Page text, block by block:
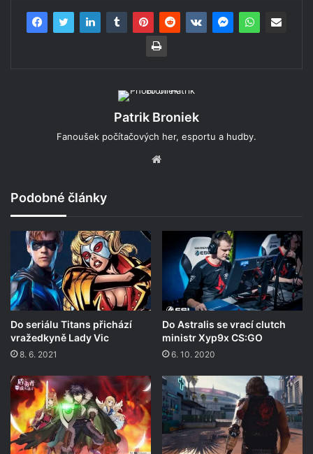
Patrik Broniek
Fanoušek počítačových her, esportu a hudby.
Podobné články
Do seriálu Titans přichází
vražedkyně Lady Vic
8. 6. 2021
Do Astralis se vrací clutch
ministr Xyp9x CS:GO
6. 10. 2020